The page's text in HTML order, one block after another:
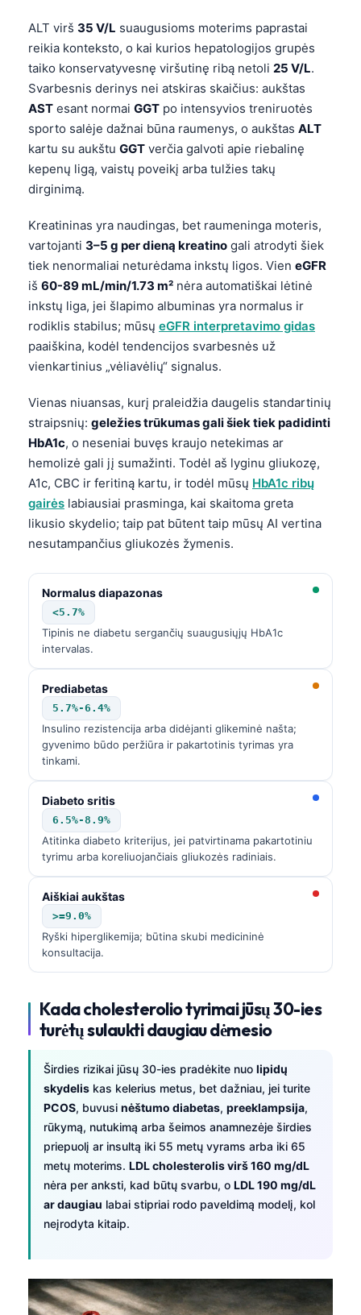
ALT virš 35 V/L suaugusioms moterims paprastai
reikia konteksto, o kai kurios hepatologijos grupės
taiko konservatyvesnę viršutinę ribą netoli 25 V/L.
Svarbesnis derinys nei atskiras skaičius: aukštas
AST esant normai GGT po intensyvios treniruotės
sporto salėje dažnai būna raumenys, o aukštas ALT
kartu su aukštu GGT verčia galvoti apie riebalinę
kepenų ligą, vaistų poveikį arba tulžies takų
dirginimą.
Kreatininas yra naudingas, bet raumeninga moteris,
vartojanti 3–5 g per dieną kreatino gali atrodyti šiek
tiek nenormaliai neturėdama inkstų ligos. Vien eGFR
iš 60-89 mL/min/1.73 m² nėra automatiškai lėtinė
inkstų liga, jei šlapimo albuminas yra normalus ir
rodiklis stabilus; mūsų eGFR interpretavimo gidas
paaiškina, kodėl tendencijos svarbesnės už
vienkartinius „vėliavėlių“ signalus.
Vienas niuansas, kurį praleidžia daugelis standartinių
straipsnių: geležies trūkumas gali šiek tiek padidinti
HbA1c, o neseniai buvęs kraujo netekimas ar
hemolizė gali jį sumažinti. Todėl aš lyginu gliukozę,
A1c, CBC ir feritiną kartu, ir todėl mūsų HbA1c ribų
gairės labiausiai prasminga, kai skaitoma greta
likusio skydelio; taip pat būtent taip mūsų AI vertina
nesutampančius gliukozės žymenis.
Normalus diapazonas
<5.7%
Tipinis ne diabetu sergančių suaugusiųjų HbA1c
intervalas.
Prediabetas
5.7%-6.4%
Insulino rezistencija arba didėjanti glikeminė našta;
gyvenimo būdo peržiūra ir pakartotinis tyrimas yra
tinkami.
Diabeto sritis
6.5%-8.9%
Atitinka diabeto kriterijus, jei patvirtinama pakartotiniu
tyrimu arba koreliuojančiais gliukozės radiniais.
Aiškiai aukštas
>=9.0%
Ryški hiperglikemija; būtina skubi medicininė
konsultacija.
Kada cholesterolio tyrimai jūsų 30-ies
turėtų sulaukti daugiau dėmesio
Širdies rizikai jūsų 30-ies pradėkite nuo lipidų
skydelis kas kelerius metus, bet dažniau, jei turite
PCOS, buvusi nėštumo diabetas, preeklampsija,
rūkymą, nutukimą arba šeimos anamnezėje širdies
priepuolį ar insultą iki 55 metų vyrams arba iki 65
metų moterims. LDL cholesterolis virš 160 mg/dL
nėra per anksti, kad būtų svarbu, o LDL 190 mg/dL
ar daugiau labai stipriai rodo paveldimą modelį, kol
neįrodyta kitaip.